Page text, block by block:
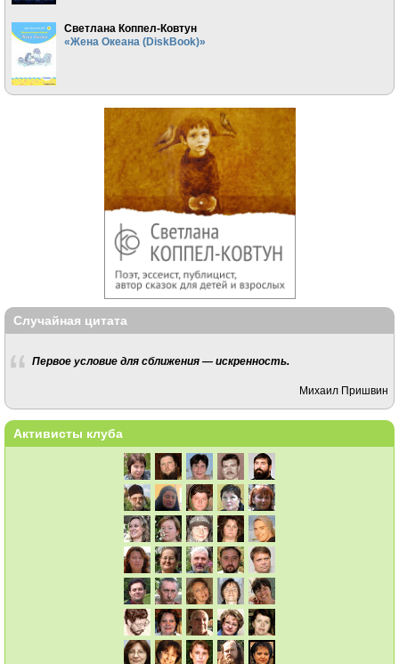
Светлана Коппел-Ковтун
«Жена Океана (DiskBook)»
Случайная цитата
Первое условие для сближения — искренность.
Михаил Пришвин
Активисты клуба